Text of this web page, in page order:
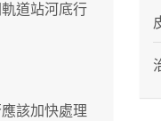
道站河底行
該加快處理